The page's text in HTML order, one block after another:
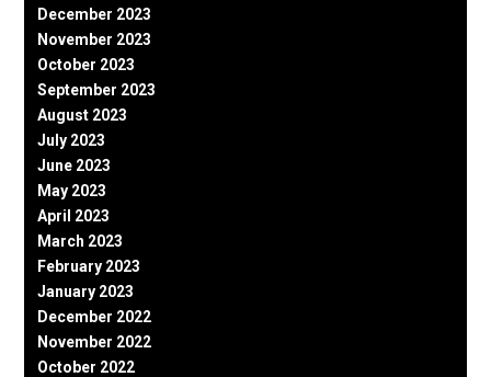
December 2023
November 2023
October 2023
September 2023
August 2023
July 2023
June 2023
May 2023
April 2023
March 2023
February 2023
January 2023
December 2022
November 2022
October 2022